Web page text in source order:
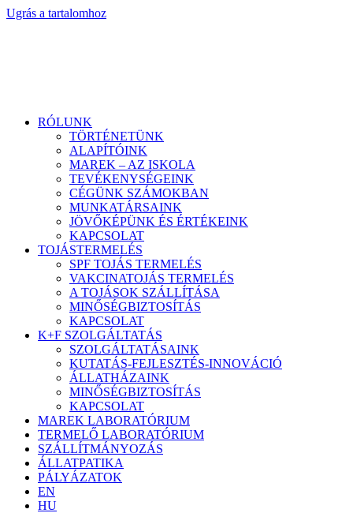
Ugrás a tartalomhoz
RÓLUNK
TÖRTÉNETÜNK
ALAPÍTÓINK
MAREK – AZ ISKOLA
TEVÉKENYSÉGEINK
CÉGÜNK SZÁMOKBAN
MUNKATÁRSAINK
JÖVŐKÉPÜNK ÉS ÉRTÉKEINK
KAPCSOLAT
TOJÁSTERMELÉS
SPF TOJÁS TERMELÉS
VAKCINATOJÁS TERMELÉS
A TOJÁSOK SZÁLLÍTÁSA
MINŐSÉGBIZTOSÍTÁS
KAPCSOLAT
K+F SZOLGÁLTATÁS
SZOLGÁLTATÁSAINK
KUTATÁS-FEJLESZTÉS-INNOVÁCIÓ
ÁLLATHÁZAINK
MINŐSÉGBIZTOSÍTÁS
KAPCSOLAT
MAREK LABORATÓRIUM
TERMELŐ LABORATÓRIUM
SZÁLLÍTMÁNYOZÁS
ÁLLATPATIKA
PÁLYÁZATOK
EN
HU